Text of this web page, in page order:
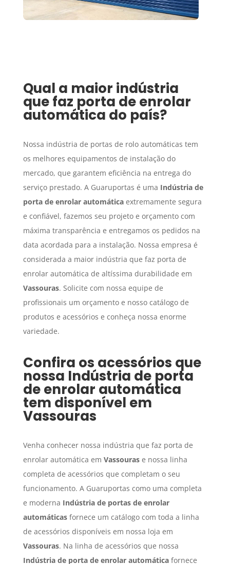
Qual a maior indústria
que faz porta de enrolar
automática do país?
Nossa indústria de portas de rolo automáticas tem
os melhores equipamentos de instalação do
mercado, que garantem eficiência na entrega do
serviço prestado. A Guaruportas é uma Indústria de
porta de enrolar automáticaextremamente segura
e confiável, fazemos seu projeto e orçamento com
máxima transparência e entregamos os pedidos na
data acordada para a instalação. Nossa empresa é
considerada a maior indústria que faz porta de
enrolar automática de altíssima durabilidade em
Vassouras. Solicite com nossa equipe de
profissionais um orçamento e nosso catálogo de
produtos e acessórios e conheça nossa enorme
variedade.
Confira os acessórios que
nossa Indústria de porta
de enrolar automática
tem disponível em
Vassouras
Venha conhecer nossa indústria que faz porta de
enrolar automática em Vassourase nossa linha
completa de acessórios que completam o seu
funcionamento. A Guaruportas como uma completa
e moderna Indústria de portas de enrolar
automáticasfornece um catálogo com toda a linha
de acessórios disponíveis em nossa loja em
Vassouras. Na linha de acessórios que nossa
Indústria de porta de enrolar automáticafornece